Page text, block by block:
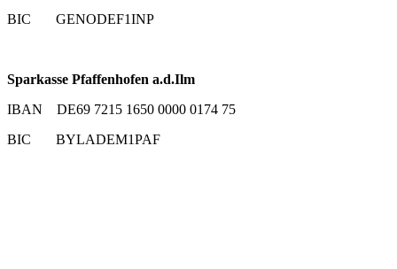
BIC GENODEF1INP
Sparkasse Pfaffenhofen a.d.Ilm
IBAN DE69 7215 1650 0000 0174 75
BIC BYLADEM1PAF